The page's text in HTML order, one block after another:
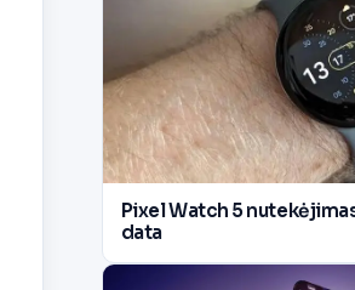
Pixel Watch 5
data